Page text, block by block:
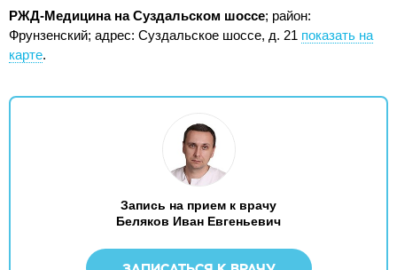
РЖД-Медицина на Суздальском шоссе; район:
Фрунзенский; адрес: Суздальское шоссе, д. 21 показать на
карте.
Запись на прием к врачу
Беляков Иван Евгеньевич